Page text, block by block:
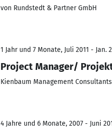
von Rundstedt & Partner GmbH
1 Jahr und 7 Monate, Juli 2011 - Jan.
Project Manager/
Kienbaum Management
4 Jahre und 6 Monate, 2007 - Juni